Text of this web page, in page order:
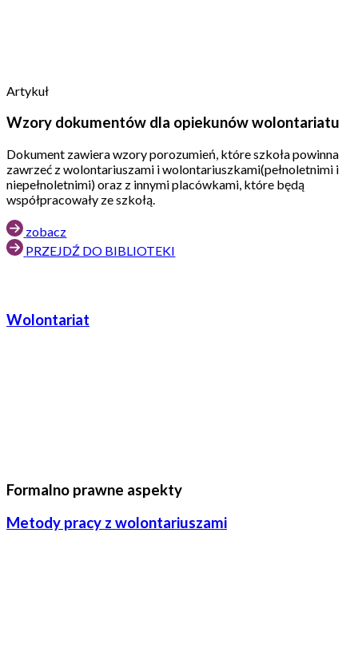
Artykuł
Wzory dokumentów dla opiekunów wolontariatu
Dokument zawiera wzory porozumień, które szkoła powinna
zawrzeć z wolontariuszami i wolontariuszkami(pełnoletnimi i
niepełnoletnimi) oraz z innymi placówkami, które będą
współpracowały ze szkołą.
zobacz
PRZEJDŹ DO BIBLIOTEKI
Wolontariat
Formalno prawne aspekty
Metody pracy z wolontariuszami